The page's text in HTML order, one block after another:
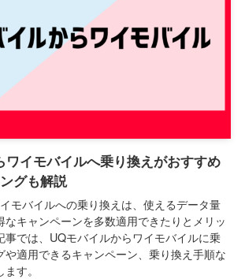
ワイモバイルへ乗り換えがおすすめ
グも解説
モバイルへの乗り換えは、使えるデータ量
なキャンペーンを多数適用できたりとメリッ
事では、UQモバイルからワイモバイルに乗
や適用できるキャンペーン、乗り換え手順な
す。